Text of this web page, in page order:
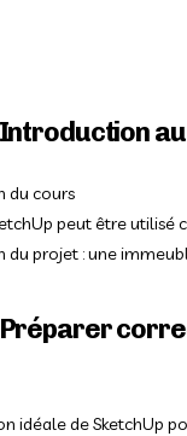
du cours
peut être utilisé
du projet : une
idéale de SketchUp